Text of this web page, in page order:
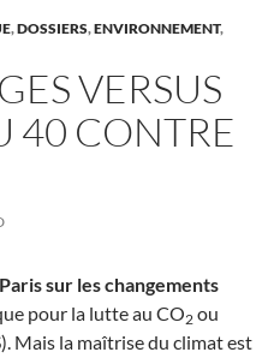
,DOSSIERS,ENVIRONNEMENT,
VERSUS
40 CONTRE
sur les changements
pour la lutte au CO2 ou
Mais la maîtrise du climat est